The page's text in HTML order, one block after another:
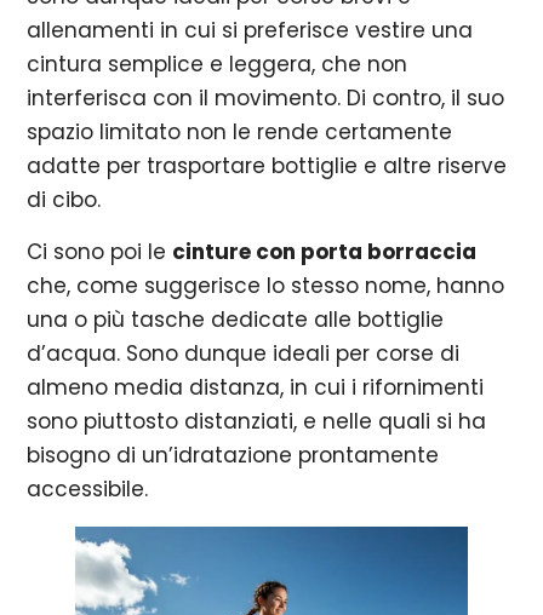
allenamenti in cui si preferisce vestire una
cintura semplice e leggera, che non
interferisca con il movimento. Di contro, il suo
spazio limitato non le rende certamente
adatte per trasportare bottiglie e altre riserve
di cibo.
Ci sono poi le cinture con porta borraccia
che, come suggerisce lo stesso nome, hanno
una o più tasche dedicate alle bottiglie
d’acqua. Sono dunque ideali per corse di
almeno media distanza, in cui i rifornimenti
sono piuttosto distanziati, e nelle quali si ha
bisogno di un’idratazione prontamente
accessibile.